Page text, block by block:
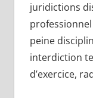
juridictions
peine
interdiction
d’exercice,